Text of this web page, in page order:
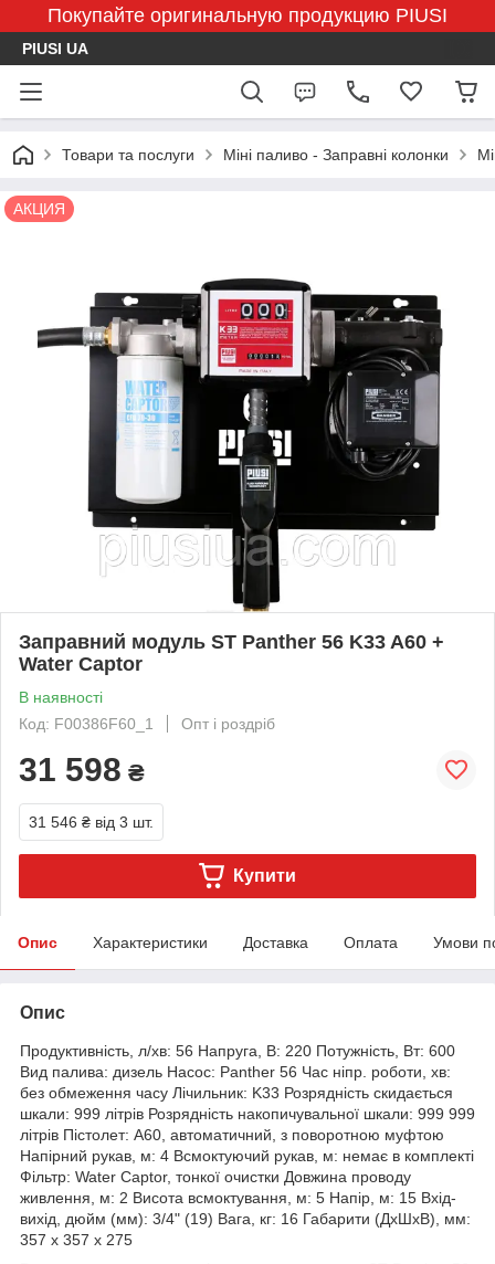
Покупайте оригинальную продукцию PIUSI
PIUSI UA
Товари та послуги Міні паливо - Заправні колонки
АКЦИЯ
Заправний модуль ST Panther 56 K33 A60 +
Water Captor
В наявності
Код: F00386F60_1
Опт і роздріб
31 598 ₴
31 546 ₴ від 3 шт.
Купити
Опис Характеристики Доставка Оплата Умови
Опис
Продуктивність, л/хв: 56 Напруга, В: 220 Потужність, Вт: 600
Вид палива: дизель Насос: Panther 56 Час ніпр. роботи, хв:
без обмеження часу Лічильник: K33 Розрядність скидається
шкали: 999 літрів Розрядність накопичувальної шкали: 999 999
літрів Пістолет: A60, автоматичний, з поворотною муфтою
Напірний рукав, м: 4 Всмоктуючий рукав, м: немає в комплекті
Фільтр: Water Captor, тонкої очистки Довжина проводу
живлення, м: 2 Висота всмоктування, м: 5 Напір, м: 15 Вхід-
вихід, дюйм (мм): 3/4" (19) Вага, кг: 16 Габарити (ДхШхВ), мм:
357 x 357 x 275